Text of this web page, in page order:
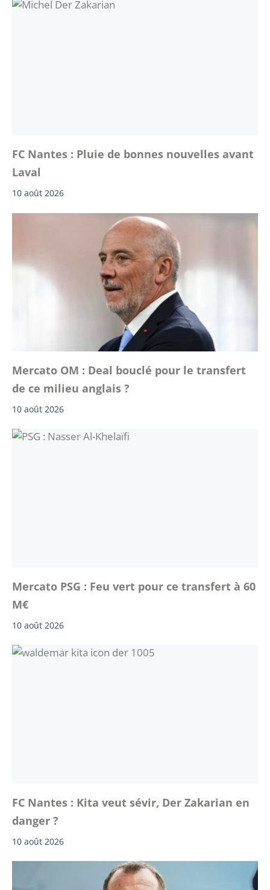
FC Nantes : Pluie de bonnes nouvelles avant
Laval
10 août 2026
Mercato OM : Deal bouclé pour le transfert
de ce milieu anglais ?
10 août 2026
Mercato PSG : Feu vert pour ce transfert à 60
M€
10 août 2026
FC Nantes : Kita veut sévir, Der Zakarian en
danger ?
10 août 2026